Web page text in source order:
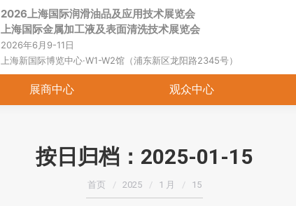
2026上海国际润滑油品及应用技术展览会
上海国际金属加工液及表面清洗技术展览会
2026年6月9-11日
上海新国际博览中心·W1-W2馆（浦东新区龙阳路2345号）
展商中心 观众中心
按日归档： 2025-01-15
您在这里：
首页 2025 1 月 15
首页 关于展会 展商中心